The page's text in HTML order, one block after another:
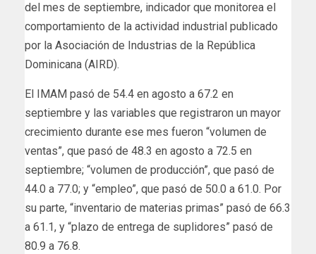
del mes de septiembre, indicador que monitorea el
comportamiento de la actividad industrial publicado
por la Asociación de Industrias de la República
Dominicana (AIRD).
El IMAM pasó de 54.4 en agosto a 67.2 en
septiembre y las variables que registraron un mayor
crecimiento durante ese mes fueron “volumen de
ventas”, que pasó de 48.3 en agosto a 72.5 en
septiembre; “volumen de producción”, que pasó de
44.0 a 77.0; y “empleo”, que pasó de 50.0 a 61.0. Por
su parte, “inventario de materias primas” pasó de 66.3
a 61.1, y “plazo de entrega de suplidores” pasó de
80.9 a 76.8.